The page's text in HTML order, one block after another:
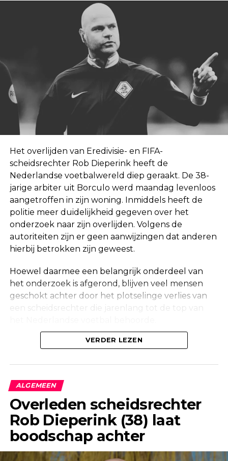
Het overlijden van Eredivisie- en FIFA-
scheidsrechter Rob Dieperink heeft de
Nederlandse voetbalwereld diep geraakt. De 38-
jarige arbiter uit Borculo werd maandag levenloos
aangetroffen in zijn woning. Inmiddels heeft de
politie meer duidelijkheid gegeven over het
onderzoek naar zijn overlijden. Volgens de
autoriteiten zijn er geen aanwijzingen dat anderen
hierbij betrokken zijn geweest.
Hoewel daarmee een belangrijk onderdeel van
het onderzoek is afgerond, blijven veel mensen
geschokt achter door het plotselinge verlies van
een scheidsrechter die jarenlang tot de top van
Onderzoek na vondst in woning
Maandag werd in een woning aan de Korte
Molenstraat in Borculo een overleden persoon
aangetroffen. Kort daarna bevestigde de politie
dat er onderzoek werd gedaan naar de
omstandigheden van het overlijden.
Ook een forensisch onderzoeksteam kwam ter
plaatse om de situatie zorgvuldig in kaart te
VERDER LEZEN
ALGEMEEN
Overleden scheidsrechter
Rob Dieperink (38) laat
boodschap achter